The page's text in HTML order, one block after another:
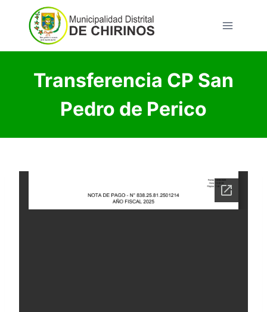
contenido
Transferencia CP San
Pedro de Perico